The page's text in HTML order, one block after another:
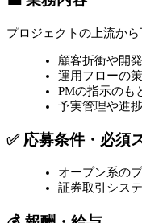
プロジェクトの上流か
顧客折衝や開
運用フローの
PMの指示のも
予実管理や進
✅ 応募条件・必須
オープン系の
証券取引シス